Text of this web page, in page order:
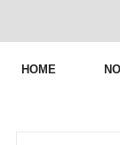
HOME